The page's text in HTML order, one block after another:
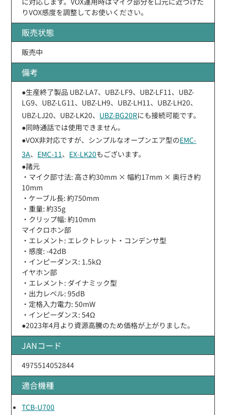
りVOX感度を調整してお使いください。
販売状態
販売中
備考
●生産終了製品 UBZ-LA7、UBZ-LF9、UBZ-LF11、UBZ-
LG9、UBZ-LG11、UBZ-LH9、UBZ-LH11、UBZ-LH20、
UBZ-LJ20、UBZ-LK20、 UBZ-BG20Rにも接続可能です。
●同時通話では使用できません。
●VOX非対応ですが、シンプルなオープンエア型のEMC-
3A、 EMC-11 、 EX-LK20もございます。
●諸元
・マイク部寸法: 高さ約30mm × 幅約17mm × 奥行き約
10mm
・ケーブル長: 約750mm
・重量: 約35g
・クリップ幅: 約10mm
マイクロホン部
・エレメント: エレクトレット・コンデンサ型
・感度: -42dB
・インピーダンス: 1.5kΩ
イヤホン部
・エレメント: ダイナミック型
・出力レベル: 95dB
・定格入力電力: 50mW
・インピーダンス: 54Ω
●2023年4月より資源高騰のため価格が上がりました。
JANコード
4975514052844
適合機種
TCB-U700